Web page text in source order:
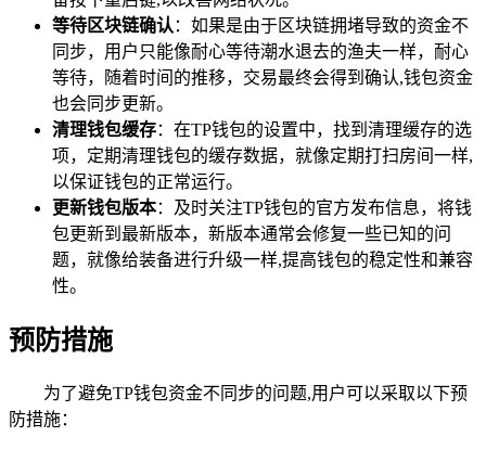
等待区块链确认：如果是由于区块链拥堵导致的资金不
同步，用户只能像耐心等待潮水退去的渔夫一样，耐心
等待，随着时间的推移，交易最终会得到确认,钱包资金
也会同步更新。
清理钱包缓存：在TP钱包的设置中，找到清理缓存的选
项，定期清理钱包的缓存数据，就像定期打扫房间一样,
以保证钱包的正常运行。
更新钱包版本：及时关注TP钱包的官方发布信息，将钱
包更新到最新版本，新版本通常会修复一些已知的问
题，就像给装备进行升级一样,提高钱包的稳定性和兼容
性。
预防措施
为了避免TP钱包资金不同步的问题,用户可以采取以下预
防措施：